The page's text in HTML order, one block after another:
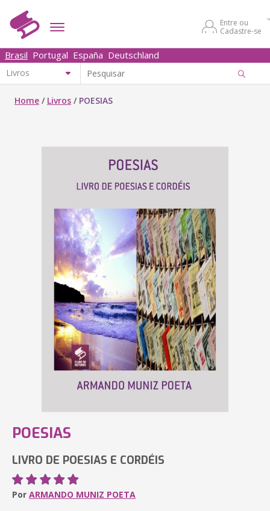
Entre ou
Cadastre-se
Brasil Portugal España Deutschland
Home / Livros / POESIAS
POESIAS
LIVRO DE POESIAS E CORDÉIS
Por ARMANDO MUNIZ POETA